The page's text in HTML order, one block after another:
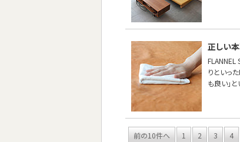
正しい
FLANNEL
りといっ
も良い」
前の10件へ 1 2 3 4